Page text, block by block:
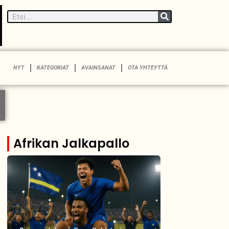
NYT KATEGORIAT AVAINSANAT OTA YHTEYTTÄ
Afrikan Jalkapallo